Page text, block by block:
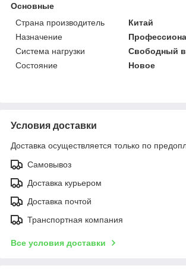
Основные
Страна производитель
Китай
Назначение
Система нагрузки
Свободный
Состояние
Новое
Условия доставки
Доставка осуществляется только по
Самовывоз
Доставка курьером
Доставка почтой
Транспортная компания
Все условия доставки